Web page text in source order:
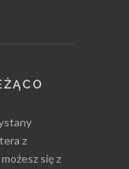
z
się z